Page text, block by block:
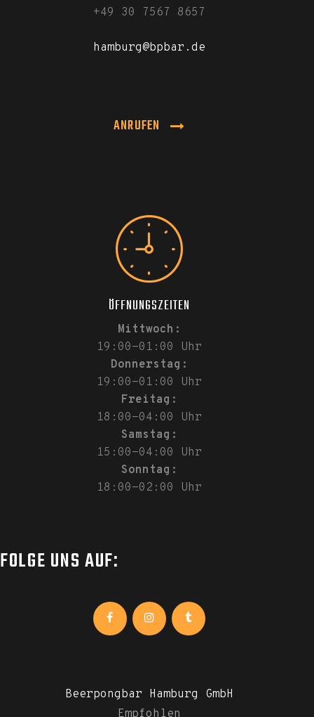
+49 30 7567 8657
hamburg@bpbar.de
ANRUFEN
ÖFFNUNGSZEITEN
Mittwoch:
19:00-01:00 Uhr
Donnerstag:
19:00-01:00 Uhr
Freitag:
18:00-04:00 Uhr
Samstag:
15:00-04:00 Uhr
Sonntag:
18:00-02:00 Uhr
FOLGE UNS AUF:
Beerpongbar Hamburg GmbH